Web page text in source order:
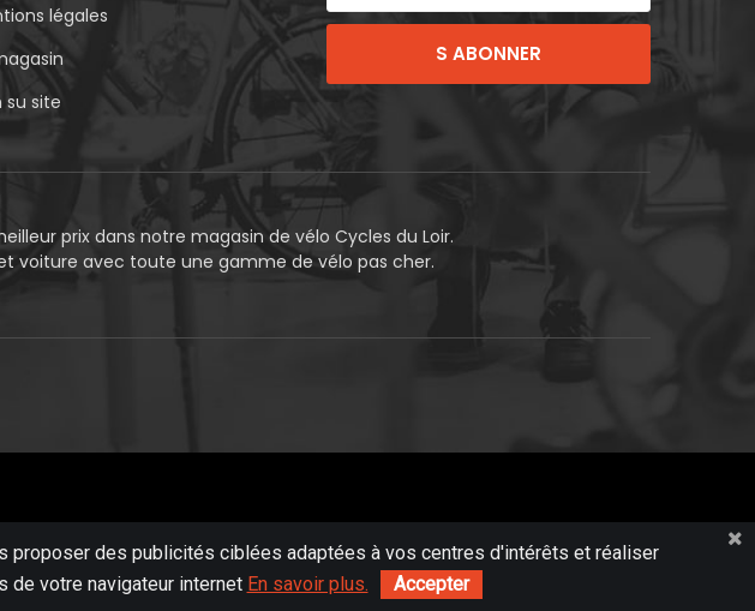
légales
su site
S ABONNER
prix dans notre magasin de vélo Cycles du Loir.
voiture avec toute une gamme de vélo pas cher.
privée-Termes
proposer des publicités ciblées adaptées à vos centres d'intérêts et réaliser
votre navigateur internet En savoir plus. Accepter